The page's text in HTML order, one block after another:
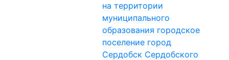
на территории
муниципального
образования городское
поселение город
Сердобск Сердобского